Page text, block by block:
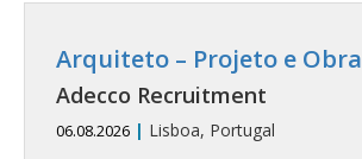
Arquiteto – Projeto e Obra
Adecco Recruitment
06.08.2026 | Lisboa, Portugal